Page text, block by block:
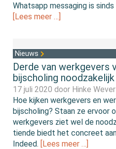
Whatsapp messaging is
[Lees meer …]
Nieuws
Derde van werkgevers
bijscholing noodzakelijk
17 juli 2020 door Hinke Wever
Hoe kijken werkgevers en
bijscholing? Staan ze ervoor
werkgevers ziet wel de
tiende biedt het concreet
Indeed. [Lees meer …]